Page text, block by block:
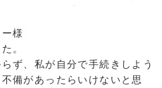
様
。
ず、私が自分で手続きしよう
備があったらいけないと思